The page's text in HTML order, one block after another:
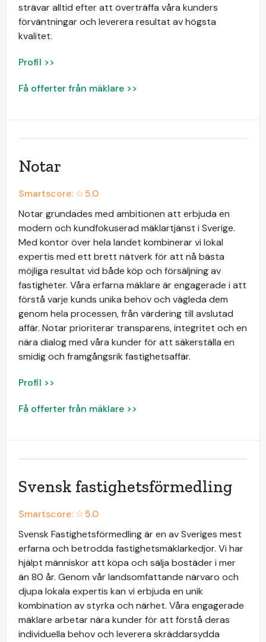
strävar alltid efter att överträffa våra kunders
förväntningar och leverera resultat av högsta
kvalitet.
Profil >>
Få offerter från mäklare >>
Notar
Smartscore: ☆5.0
Notar grundades med ambitionen att erbjuda en
modern och kundfokuserad mäklartjänst i Sverige.
Med kontor över hela landet kombinerar vi lokal
expertis med ett brett nätverk för att nå bästa
möjliga resultat vid både köp och försäljning av
fastigheter. Våra erfarna mäklare är engagerade i att
förstå varje kunds unika behov och vägleda dem
genom hela processen, från värdering till avslutad
affär. Notar prioriterar transparens, integritet och en
nära dialog med våra kunder för att säkerställa en
smidig och framgångsrik fastighetsaffär.
Profil >>
Få offerter från mäklare >>
Svensk fastighetsförmedling
Smartscore: ☆5.0
Svensk Fastighetsförmedling är en av Sveriges mest
erfarna och betrodda fastighetsmäklarkedjor. Vi har
hjälpt människor att köpa och sälja bostäder i mer
än 80 år. Genom vår landsomfattande närvaro och
djupa lokala expertis kan vi erbjuda en unik
kombination av styrka och närhet. Våra engagerade
mäklare arbetar nära kunder för att förstå deras
individuella behov och leverera skräddarsydda